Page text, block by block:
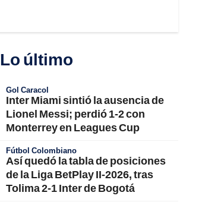
Lo último
Gol Caracol
Inter Miami sintió la ausencia de
Lionel Messi; perdió 1-2 con
Monterrey en Leagues Cup
Fútbol Colombiano
Así quedó la tabla de posiciones
de la Liga BetPlay II-2026, tras
Tolima 2-1 Inter de Bogotá